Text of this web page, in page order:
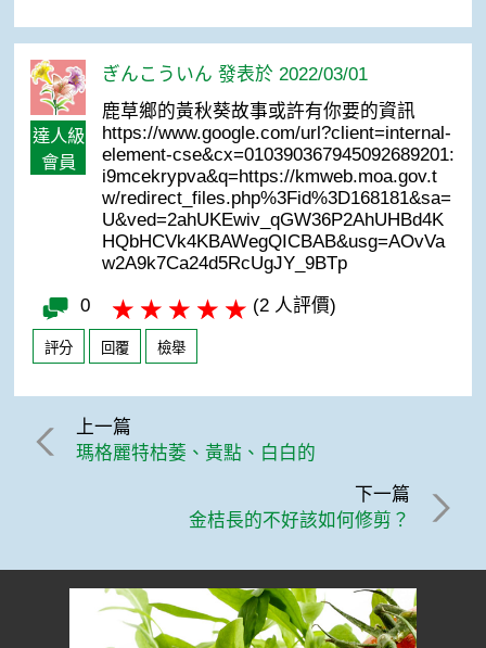
達人級
會員
ぎんこういん 發表於 2022/03/01
鹿草鄉的黃秋葵故事或許有你要的資訊
https://www.google.com/url?client=internal-
element-cse&cx=010390367945092689201:
i9mcekrypva&q=https://kmweb.moa.gov.t
w/redirect_files.php%3Fid%3D168181&sa=
U&ved=2ahUKEwiv_qGW36P2AhUHBd4K
HQbHCVk4KBAWegQICBAB&usg=AOvVa
w2A9k7Ca24d5RcUgJY_9BTp
0 (2 人評價)
評分 回覆 檢舉
上一篇
瑪格麗特枯萎、黃點、白白的
下一篇
金桔長的不好該如何修剪？